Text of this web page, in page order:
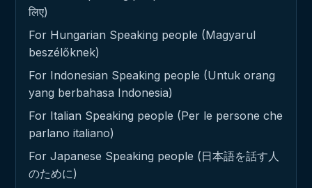
लिए)
For Hungarian Speaking people (Magyarul
beszélőknek)
For Indonesian Speaking people (Untuk orang
yang berbahasa Indonesia)
For Italian Speaking people (Per le persone che
parlano italiano)
For Japanese Speaking people (日本語を話す人
のために)